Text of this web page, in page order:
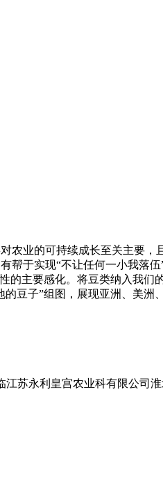
业的可持续成长至关主要，
于实现“不让任何一小我落
的主要感化。将豆类纳入我
豆子”组图，展现亚洲、美洲
苏永利皇宫农业科有限公司